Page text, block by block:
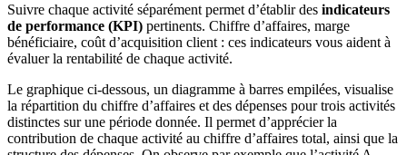
Suivre chaque activité séparément permet d’établir des indicateurs
de performance (KPI) pertinents. Chiffre d’affaires, marge
bénéficiaire, coût d’acquisition client : ces indicateurs vous aident à
évaluer la rentabilité de chaque activité.
Le graphique ci-dessous, un diagramme à barres empilées, visualise
la répartition du chiffre d’affaires et des dépenses pour trois activités
distinctes sur une période donnée. Il permet d’apprécier la
contribution de chaque activité au chiffre d’affaires total, ainsi que la